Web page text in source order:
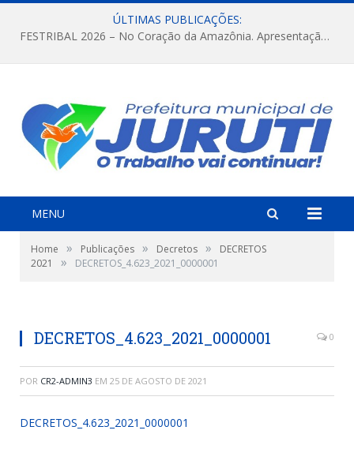
ÚLTIMAS PUBLICAÇÕES:
FESTRIBAL 2026 – No Coração da Amazônia. Apresentação da Munduruku.
MENU
Home » Publicações » Decretos »
DECRETOS
2021
» DECRETOS_4.623_2021_0000001
DECRETOS_4.623_2021_0000001 0
POR CR2-ADMIN3 EM 25 DE AGOSTO DE 2021
DECRETOS_4.623_2021_0000001